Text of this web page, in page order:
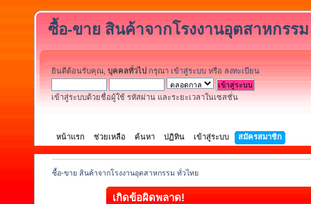
ซื้อ-ขาย สินค้าจากโรงงานอุตสาหกรร
ยินดีต้อนรับคุณ, บุคคลทั่วไป กรุณา เข้าสู่ระบบ หรือ ลงทะเบียน
เข้าสู่ระบบด้วยชื่อผู้ใช้ รหัสผ่าน และระยะเวลาในเซสชั่น
หน้าแรก ช่วยเหลือ ค้นหา ปฏิทิน เข้าสู่ระบบ สมัครสมาชิก
ซื้อ-ขาย สินค้าจากโรงงานอุตสาหกรรม ทั่วไทย
เกิดข้อผิดพลาด!